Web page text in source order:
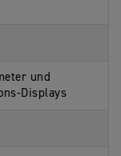
und
Displays